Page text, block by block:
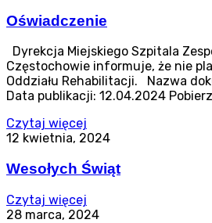
Oświadczenie
Dyrekcja Miejskiego Szpitala
Częstochowie informuje, że nie
Oddziału Rehabilitacji. Nazwa
Data publikacji: 12.04.2024 Pobierz
Czytaj więcej
12 kwietnia, 2024
Wesołych Świąt
Czytaj więcej
28 marca, 2024